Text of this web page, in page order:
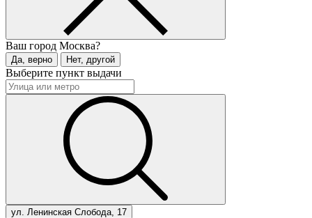
Ваш город Москва?
Да, верно Нет, другой
Выберите пункт выдачи
ул. Ленинская Слобода, 17